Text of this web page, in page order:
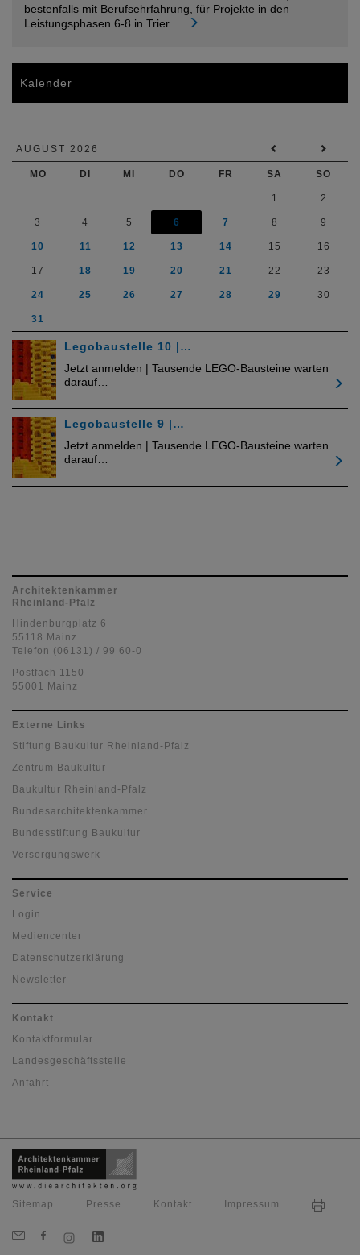
bestenfalls mit Berufsehrfahrung, für Projekte in den
Leistungsphasen 6-8 in Trier.
Kalender
AUGUST 2026
MO DI MI DO FR SA SO
1 2
3 4 5 6 7 8 9
10 11 12 13 14 15 16
17 18 19 20 21 22 23
24 25 26 27 28 29 30
31
Legobaustelle 10 |…
Jetzt anmelden | Tausende LEGO-Bausteine warten
darauf…
Legobaustelle 9 |…
Jetzt anmelden | Tausende LEGO-Bausteine warten
darauf…
Architektenkammer
Rheinland-Pfalz
Hindenburgplatz 6
55118 Mainz
Telefon (06131) / 99 60-0
Postfach 1150
55001 Mainz
Externe Links
Stiftung Baukultur Rheinland-Pfalz
Zentrum Baukultur
Baukultur Rheinland-Pfalz
Bundesarchitektenkammer
Bundesstiftung Baukultur
Versorgungswerk
Service
Login
Mediencenter
Datenschutzerklärung
Newsletter
Kontakt
Kontaktformular
Landesgeschäftsstelle
Anfahrt
Sitemap Presse Kontakt Impressum